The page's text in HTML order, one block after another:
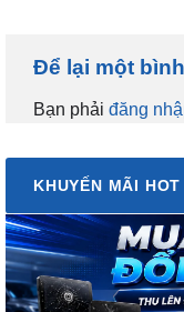
Để lại một
Bạn phải đăng
KHUYẾN MÃI HOT